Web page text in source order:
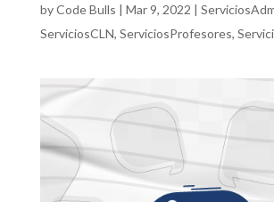
byCode Bulls | Mar 9, 2022 |
ServiciosCLN, ServiciosProfesores,